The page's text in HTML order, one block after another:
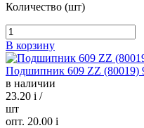
Количество (шт)
В корзину
Подшипник 609 ZZ (80019)
в наличии
23.20 i /
шт
опт. 20.00 i